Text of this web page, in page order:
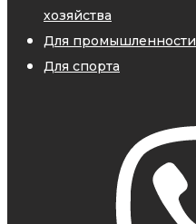
хозяйства
Для промышленности
Для спорта